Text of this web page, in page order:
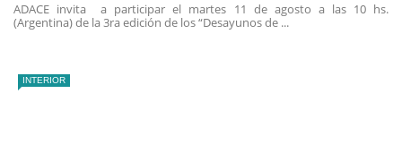
ADACE invita a participar el martes 11 de agosto a las 10 hs.
(Argentina) de la 3ra edición de los “Desayunos de ...
INTERIOR